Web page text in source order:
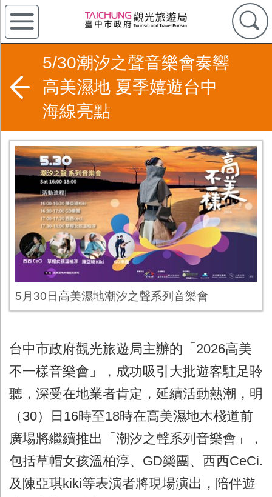
5/30潮汐之聲音樂會奏響
高美濕地 夏季嬉遊台中
海線亮點
5月30日高美濕地潮汐之聲系列音樂會
台中市政府觀光旅遊局主辦的「2026高美
不一樣音樂會」，成功吸引大批遊客駐足聆
聽，深受在地業者肯定，延續活動熱潮，明
（30）日16時至18時在高美濕地木棧道前
廣場將繼續推出「潮汐之聲系列音樂會」，
包括草帽女孩溫柏淳、GD樂團、西西CeCi.
及陳亞琪kiki等表演者將現場演出，陪伴遊